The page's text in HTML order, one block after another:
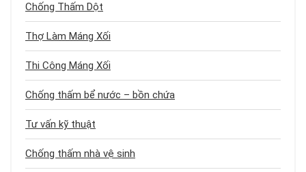
Chống Thấm Dột
Thợ Làm Máng Xối
Thi Công Máng Xối
Chống thấm bể nước – bồn chứa
Tư vấn kỹ thuật
Chống thấm nhà vệ sinh